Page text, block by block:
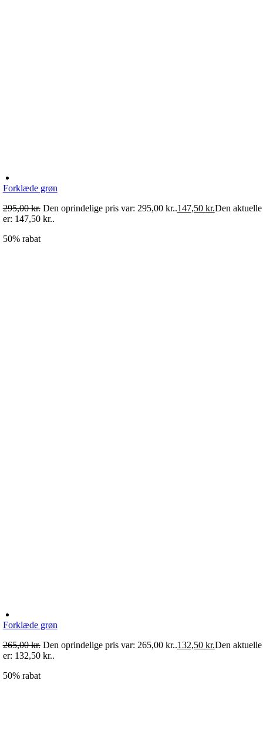
Forklæde grøn
295,00kr. Den oprindelige pris var: 295,00 kr..147,50 kr.Den
er: 147,50 kr..
50% rabat
Forklæde grøn
265,00kr. Den oprindelige pris var: 265,00 kr..132,50 kr.Den
er: 132,50 kr..
50% rabat